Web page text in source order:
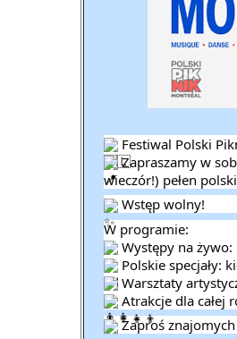
Festiwal Polski
Zapraszamy w
wieczór!) pełen
Wstęp wolny!
W programie:
Występy na żywo:
Polskie specjały:
Warsztaty
Atrakcje dla całej
Zaproś